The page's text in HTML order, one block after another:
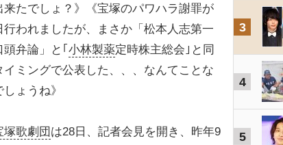
来たでしょ？》《宝塚のパワハラ謝罪が
行われましたが、まさか「松本人志第一
頭弁論」と｢ 小林製薬定時株主総会｣と同
イミングで公表した、、、なんてことな
しょうね》
塚歌劇団 は28日、記者会見を開き、昨年9
3
4
5